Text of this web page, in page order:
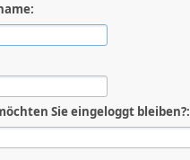
Sie eingeloggt bleiben?: